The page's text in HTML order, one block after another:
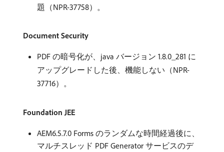
題（NPR-37758）。
Document Security
PDF の暗号化が、java バージョン 1.8.0_281 に
アップグレードした後、機能しない（NPR-
37716）。
Foundation JEE
AEM6.5.7.0 Forms のランダムな時間経過後に、
マルチスレッド PDF Generator サービスのデ